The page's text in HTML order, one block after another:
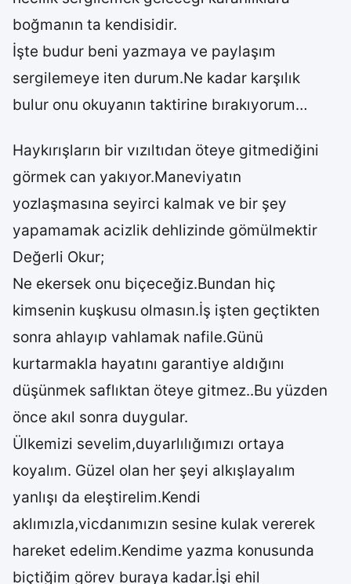
boğmanın ta kendisidir.
İşte budur beni yazmaya ve paylaşım
sergilemeye iten durum.Ne kadar karşılık
bulur onu okuyanın taktirine bırakıyorum…
Haykırışların bir vızıltıdan öteye gitmediğini
görmek can yakıyor.Maneviyatın
yozlaşmasına seyirci kalmak ve bir şey
yapamamak acizlik dehlizinde gömülmektir
Değerli Okur;
Ne ekersek onu biçeceğiz.Bundan hiç
kimsenin kuşkusu olmasın.İş işten geçtikten
sonra ahlayıp vahlamak nafile.Günü
kurtarmakla hayatını garantiye aldığını
düşünmek saflıktan öteye gitmez..Bu yüzden
önce akıl sonra duygular.
Ülkemizi sevelim,duyarlılığımızı ortaya
koyalım. Güzel olan her şeyi alkışlayalım
yanlışı da eleştirelim.Kendi
aklımızla,vicdanımızın sesine kulak vererek
hareket edelim.Kendime yazma konusunda
biçtiğim görev buraya kadar.İşi ehil